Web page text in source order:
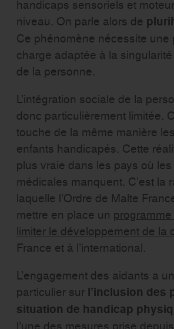
handicaps sensoriels et
niveau. On parle alors de
Ce phénomène nécessite une
charge adaptée à la
de la personne.
L’intégration sociale de la
donc particulièrement limitée.
touche de la même manière
enfants handicapés. Cette
plus vraie dans les pays où
médicales manquent. C’est la
laquelle l’Ordre de Malte
mettre en place un
limiter le développement de la
France et à l’international.
L’engagement des aidants a
particulier sur l’inclusion des
situation de handicap